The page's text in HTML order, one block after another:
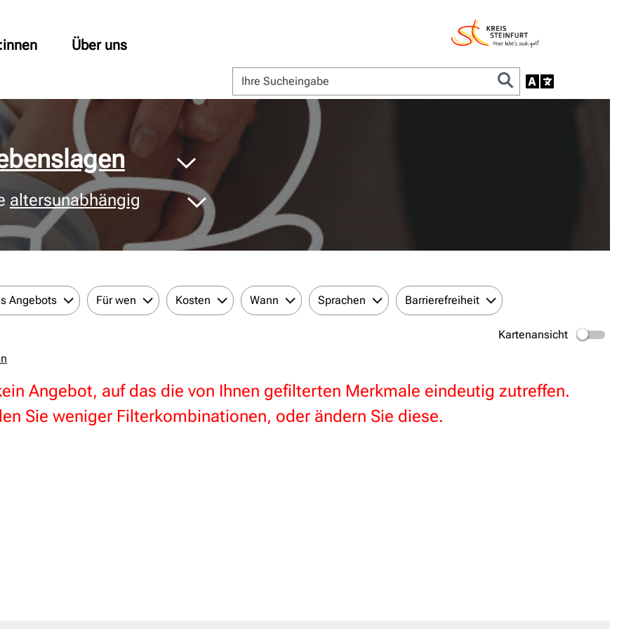
Über uns
altersunabhängig
Angebots Für wen Kosten Wann Sprachen Barrierefreiheit
Kartenansicht
Angebot, auf das die von Ihnen gefilterten Merkmale eindeutig zutreffen.
Sie weniger Filterkombinationen, oder ändern Sie diese.